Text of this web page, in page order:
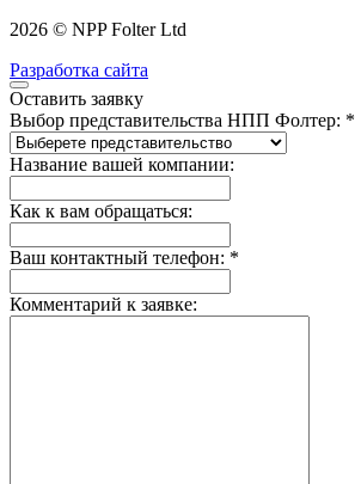
2026 © NPP Folter Ltd
Разработка сайта
Оставить заявку
Выбор представительства НПП Фолтер: *
Название вашей компании:
Как к вам обращаться:
Ваш контактный телефон: *
Комментарий к заявке: